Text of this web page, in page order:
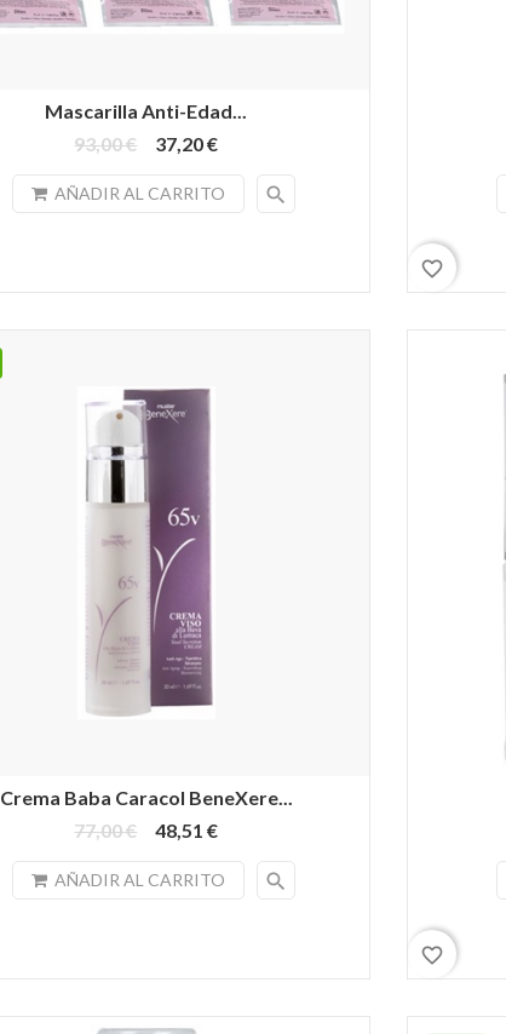
Mascarilla Anti-Edad...
93,00 €
37,20 €
AÑADIR AL CARRITO search
favorite_border
Crema Baba Caracol BeneXere...
77,00 €
48,51 €
AÑADIR AL CARRITO search
favorite_border